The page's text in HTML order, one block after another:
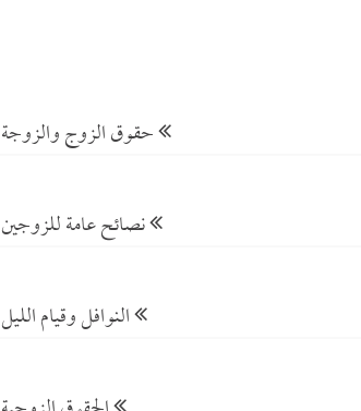
حقوق الزوج والزوجة
نصائح عامة للزوجين
النوافل وقيام الليل